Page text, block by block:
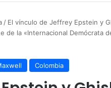
/ El vínculo de Jeffrey Epstein y
de la «Internacional Demócrata
Colombia